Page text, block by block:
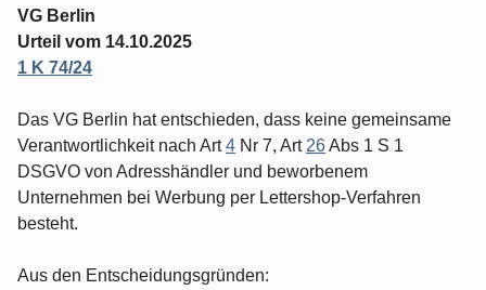
VG Berlin
Urteil vom 14.10.2025
1 K 74/24
Das VG Berlin hat entschieden, dass keine gemeinsame
Verantwortlichkeit nach Art4 Nr 7, Art 26Abs 1 S 1
DSGVO von Adresshändler und beworbenem
Unternehmen bei Werbung per Lettershop-Verfahren
besteht.
Aus den Entscheidungsgründen: